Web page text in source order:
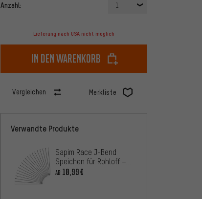
Anzahl: 1
Lieferung nach USA nicht möglich
In den Warenkorb
Vergleichen Merkliste
Verwandte Produkte
Sapim Race J-Bend
Speichen für Rohloff +
Nippel - 20 Stück
AB 10,99€